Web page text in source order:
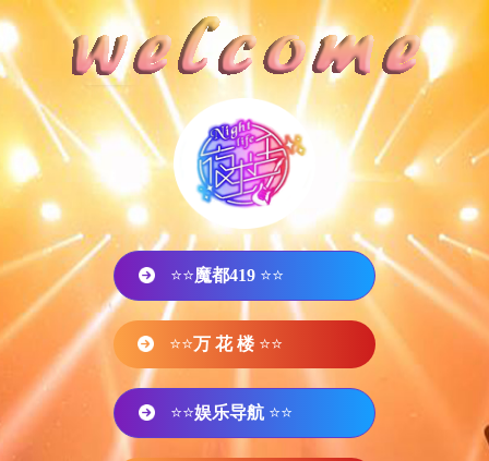
⭐⭐魔都419 ⭐⭐
⭐⭐万 花 楼 ⭐⭐
⭐⭐娱乐导航 ⭐⭐